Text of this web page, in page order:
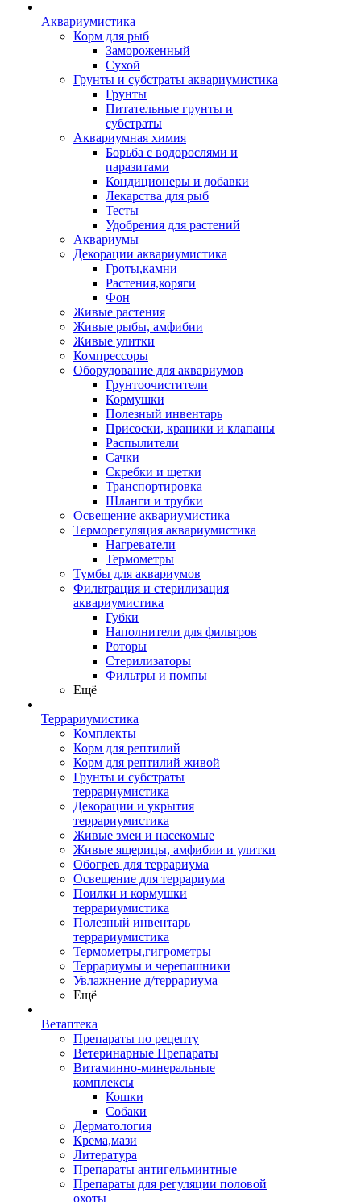
Аквариумистика
Корм для рыб
Замороженный
Сухой
Грунты и субстраты аквариумистика
Грунты
Питательные грунты и
субстраты
Аквариумная химия
Борьба с водорослями и
паразитами
Кондиционеры и добавки
Лекарства для рыб
Тесты
Удобрения для растений
Аквариумы
Декорации аквариумистика
Гроты,камни
Растения,коряги
Фон
Живые растения
Живые рыбы, амфибии
Живые улитки
Компрессоры
Оборудование для аквариумов
Грунтоочистители
Кормушки
Полезный инвентарь
Присоски, краники и клапаны
Распылители
Сачки
Скребки и щетки
Транспортировка
Шланги и трубки
Освещение аквариумистика
Терморегуляция аквариумистика
Нагреватели
Термометры
Тумбы для аквариумов
Фильтрация и стерилизация
аквариумистика
Губки
Наполнители для фильтров
Роторы
Стерилизаторы
Фильтры и помпы
Ещё
Террариумистика
Комплекты
Корм для рептилий
Корм для рептилий живой
Грунты и субстраты
террариумистика
Декорации и укрытия
террариумистика
Живые змеи и насекомые
Живые ящерицы, амфибии и улитки
Обогрев для террариума
Освещение для террариума
Поилки и кормушки
террариумистика
Полезный инвентарь
террариумистика
Термометры,гигрометры
Террариумы и черепашники
Увлажнение д/террариума
Ещё
Ветаптека
Препараты по рецепту
Ветеринарные Препараты
Витаминно-минеральные
комплексы
Кошки
Собаки
Дерматология
Крема,мази
Литература
Препараты антигельминтные
Препараты для регуляции половой
охоты